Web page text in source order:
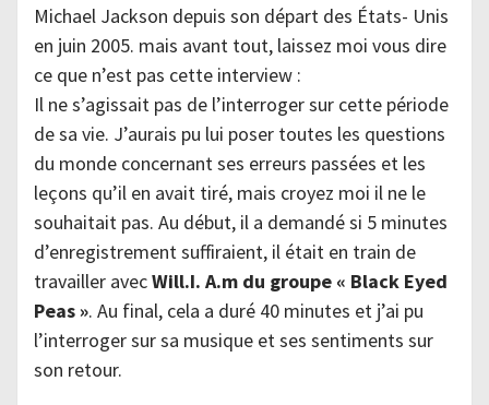
Michael Jackson depuis son départ des États- Unis
en juin 2005. mais avant tout, laissez moi vous dire
ce que n’est pas cette interview :
Il ne s’agissait pas de l’interroger sur cette période
de sa vie. J’aurais pu lui poser toutes les questions
du monde concernant ses erreurs passées et les
leçons qu’il en avait tiré, mais croyez moi il ne le
souhaitait pas. Au début, il a demandé si 5 minutes
d’enregistrement suffiraient, il était en train de
travailler avecWill.I. A.m du groupe « Black Eyed
Peas ». Au final, cela a duré 40 minutes et j’ai pu
l’interroger sur sa musique et ses sentiments sur
son retour.